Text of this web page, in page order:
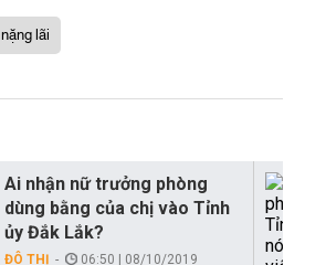
nặng lãi
Ai nhận nữ trưởng phòng
dùng bằng của chị vào Tỉnh
ủy Đắk Lắk?
ĐÔ THỊ 06:50 | 08/10/2019